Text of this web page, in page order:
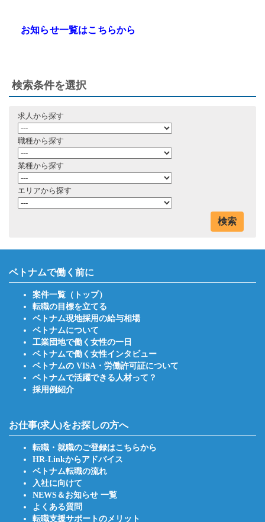
お知らせ一覧はこちらから
検索条件を選択
求人から探す
職種から探す
業種から探す
エリアから探す
検索
ベトナムで働く前に
案件一覧（トップ）
転職の目標を立てる
ベトナム現地採用の給与相場
ベトナムについて
工業団地で働く女性の一日
ベトナムで働く女性インタビュー
ベトナムの VISA・労働許可証について
ベトナムで活躍できる人材って？
採用例紹介
お仕事(求人)をお探しの方へ
転職・就職のご登録はこちらから
HR-Linkからアドバイス
ベトナム転職の流れ
入社に向けて
NEWS＆お知らせ 一覧
よくある質問
転職支援サポートのメリット